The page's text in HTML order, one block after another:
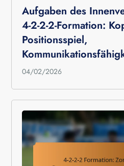
Aufgaben des
4-2-2-2-Formation:
Positionsspiel,
04/02/2026